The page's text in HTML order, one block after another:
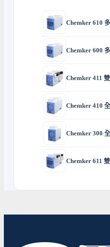
Chemker 610
Chemker 600
Chemker 411
Chemker 410
Chemker 300
Chemker 611